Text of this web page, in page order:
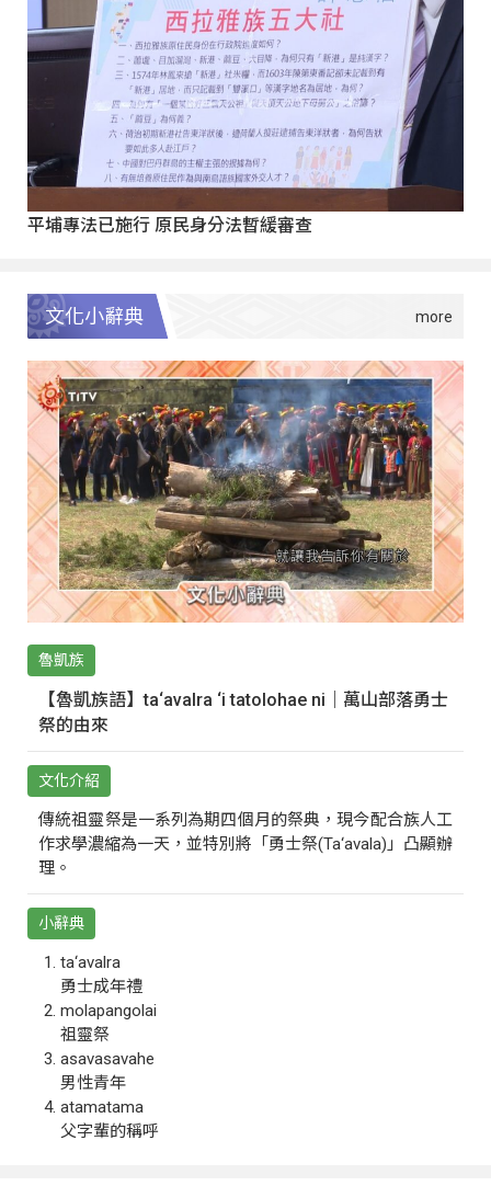
平埔專法已施行 原民身分法暫緩審查
文化小辭典
魯凱族
【魯凱族語】ta‘avalra ‘i tatolohae ni｜萬山部落勇士
祭的由來
文化介紹
傳統祖靈祭是一系列為期四個月的祭典，現今配合族人工
作求學濃縮為一天，並特別將「勇士祭(Ta‘avala)」凸顯辦
理。
小辭典
ta‘avalra
勇士成年禮
molapangolai
祖靈祭
asavasavahe
男性青年
atamatama
父字輩的稱呼